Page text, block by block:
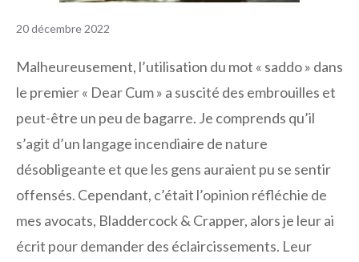
20 décembre 2022
Malheureusement, l’utilisation du mot « saddo » dans
le premier « Dear Cum » a suscité des embrouilles et
peut-être un peu de bagarre. Je comprends qu’il
s’agit d’un langage incendiaire de nature
désobligeante et que les gens auraient pu se sentir
offensés. Cependant, c’était l’opinion réfléchie de
mes avocats, Bladdercock & Crapper, alors je leur ai
écrit pour demander des éclaircissements. Leur